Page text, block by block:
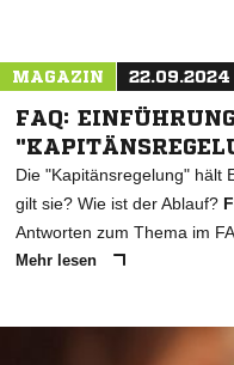
MAGAZIN 22.09.2024
FAQ:
Die "Kapitänsregelung" hält
gilt sie? Wie ist der Ablauf?
Antworten zum Thema im
Mehr lesen